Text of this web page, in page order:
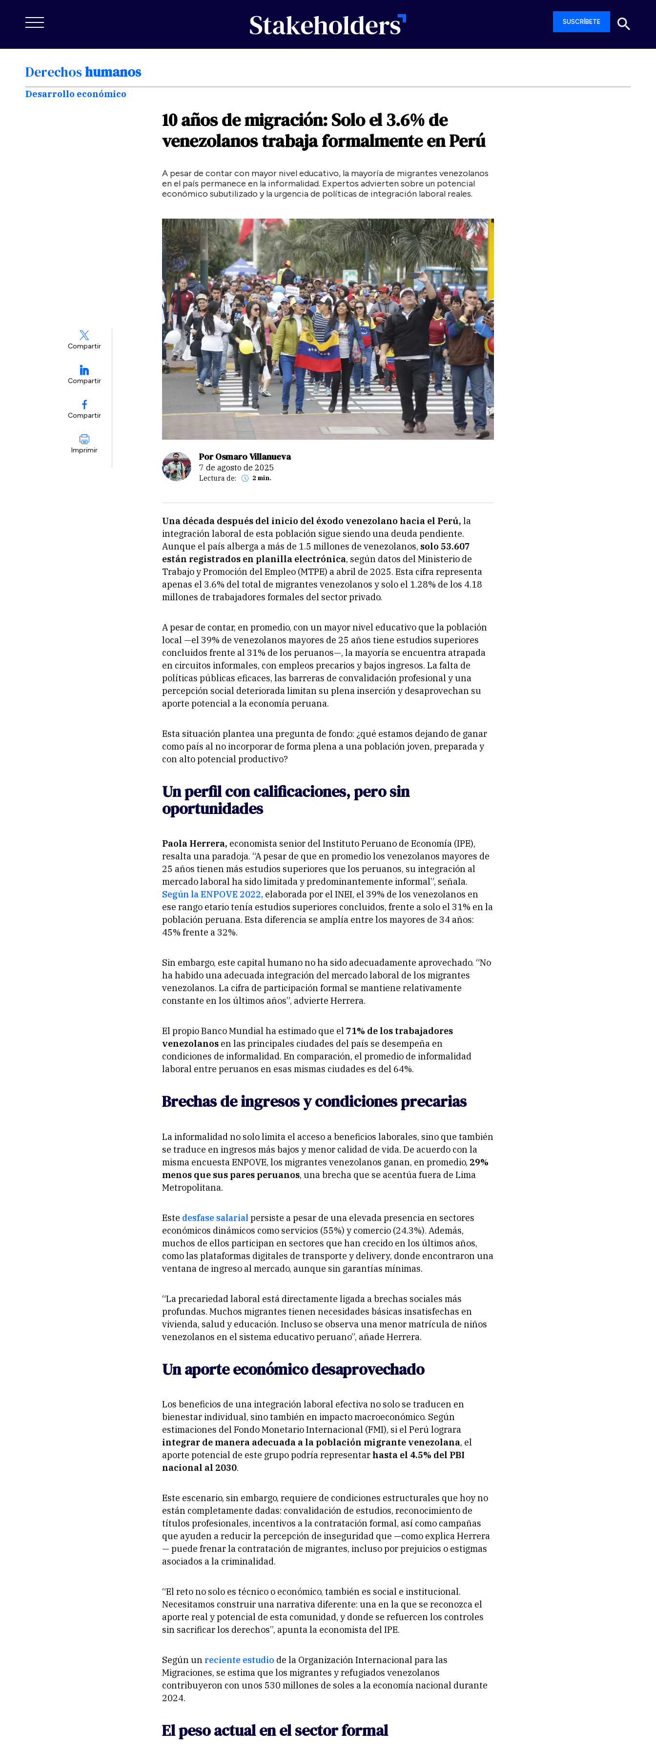
SUSCRÍBETE
Derechoshumanos
Desarrollo económico
Compartir
Compartir
Compartir
Imprimir
10añosdemigración:Soloel3.6%de
venezolanostrabajaformalmenteenPerú
A pesar de contar con mayor nivel educativo, la mayoría de migrantes venezolanos
en el país permanece en la informalidad. Expertos advierten sobre un potencial
económico subutilizado y la urgencia de políticas de integración laboral reales.
Por Osmaro Villanueva
7 de agosto de 2025
Lectura de: 2 min.
Una década después del inicio del éxodo venezolano hacia el Perú, la
integración laboral de esta población sigue siendo una deuda pendiente.
Aunque el país alberga a más de 1.5 millones de venezolanos, solo 53.607
están registrados en planilla electrónica, según datos del Ministerio de
Trabajo y Promoción del Empleo (MTPE) a abril de 2025. Esta cifra representa
apenas el 3.6% del total de migrantes venezolanos y solo el 1.28% de los 4.18
millones de trabajadores formales del sector privado.
A pesar de contar, en promedio, con un mayor nivel educativo que la población
local —el 39% de venezolanos mayores de 25 años tiene estudios superiores
concluidos frente al 31% de los peruanos—, la mayoría se encuentra atrapada
en circuitos informales, con empleos precarios y bajos ingresos. La falta de
políticas públicas eficaces, las barreras de convalidación profesional y una
percepción social deteriorada limitan su plena inserción y desaprovechan su
aporte potencial a la economía peruana.
Esta situación plantea una pregunta de fondo: ¿qué estamos dejando de ganar
como país al no incorporar de forma plena a una población joven, preparada y
con alto potencial productivo?
Un perfil con calificaciones, pero sin
oportunidades
Paola Herrera, economista senior del Instituto Peruano de Economía (IPE),
resalta una paradoja. “A pesar de que en promedio los venezolanos mayores de
25 años tienen más estudios superiores que los peruanos, su integración al
mercado laboral ha sido limitada y predominantemente informal”, señala.
Según la ENPOVE 2022, elaborada por el INEI, el 39% de los venezolanos en
ese rango etario tenía estudios superiores concluidos, frente a solo el 31% en la
población peruana. Esta diferencia se amplía entre los mayores de 34 años:
45% frente a 32%.
Sin embargo, este capital humano no ha sido adecuadamente aprovechado. “No
ha habido una adecuada integración del mercado laboral de los migrantes
venezolanos. La cifra de participación formal se mantiene relativamente
constante en los últimos años”, advierte Herrera.
El propio Banco Mundial ha estimado que el 71% de los trabajadores
venezolanos en las principales ciudades del país se desempeña en
condiciones de informalidad. En comparación, el promedio de informalidad
laboral entre peruanos en esas mismas ciudades es del 64%.
Brechas de ingresos y condiciones precarias
La informalidad no solo limita el acceso a beneficios laborales, sino que también
se traduce en ingresos más bajos y menor calidad de vida. De acuerdo con la
misma encuesta ENPOVE, los migrantes venezolanos ganan, en promedio, 29%
menos que sus pares peruanos, una brecha que se acentúa fuera de Lima
Metropolitana.
Este desfase salarial persiste a pesar de una elevada presencia en sectores
económicos dinámicos como servicios (55%) y comercio (24.3%). Además,
muchos de ellos participan en sectores que han crecido en los últimos años,
como las plataformas digitales de transporte y delivery, donde encontraron una
ventana de ingreso al mercado, aunque sin garantías mínimas.
“La precariedad laboral está directamente ligada a brechas sociales más
profundas. Muchos migrantes tienen necesidades básicas insatisfechas en
vivienda, salud y educación. Incluso se observa una menor matrícula de niños
venezolanos en el sistema educativo peruano”, añade Herrera.
Un aporte económico desaprovechado
Los beneficios de una integración laboral efectiva no solo se traducen en
bienestar individual, sino también en impacto macroeconómico. Según
estimaciones del Fondo Monetario Internacional (FMI), si el Perú lograra
integrar de manera adecuada a la población migrante venezolana, el
aporte potencial de este grupo podría representar hasta el 4.5% del PBI
nacional al 2030.
Este escenario, sin embargo, requiere de condiciones estructurales que hoy no
están completamente dadas: convalidación de estudios, reconocimiento de
títulos profesionales, incentivos a la contratación formal, así como campañas
que ayuden a reducir la percepción de inseguridad que —como explica Herrera
— puede frenar la contratación de migrantes, incluso por prejuicios o estigmas
asociados a la criminalidad.
“El reto no solo es técnico o económico, también es social e institucional.
Necesitamos construir una narrativa diferente: una en la que se reconozca el
aporte real y potencial de esta comunidad, y donde se refuercen los controles
sin sacrificar los derechos”, apunta la economista del IPE.
Según un reciente estudio de la Organización Internacional para las
Migraciones, se estima que los migrantes y refugiados venezolanos
contribuyeron con unos 530 millones de soles a la economía nacional durante
2024.
El peso actual en el sector formal